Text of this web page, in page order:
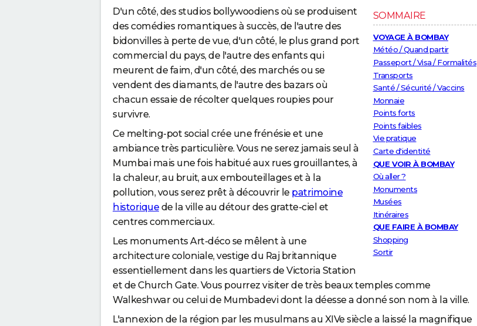
SOMMAIRE
VOYAGE À BOMBAY
Météo / Quand partir
Passeport / Visa / Formalités
Transports
Santé / Sécurité / Vaccins
Monnaie
Points forts
Points faibles
Vie pratique
Carte d'identité
QUE VOIR À BOMBAY
Où aller ?
Monuments
Musées
Itinéraires
QUE FAIRE À BOMBAY
Shopping
Sortir
D'un côté, des studios bollywoodiens où se produisent
des comédies romantiques à succès, de l'autre des
bidonvilles à perte de vue, d'un côté, le plus grand port
commercial du pays, de l'autre des enfants qui
meurent de faim, d'un côté, des marchés ou se
vendent des diamants, de l'autre des bazars où
chacun essaie de récolter quelques roupies pour
survivre.
Ce melting-pot social crée une frénésie et une
ambiance très particulière. Vous ne serez jamais seul à
Mumbai mais une fois habitué aux rues grouillantes, à
la chaleur, au bruit, aux embouteillages et à la
pollution, vous serez prêt à découvrir le patrimoine
historiquede la ville au détour des gratte-ciel et
centres commerciaux.
Les monuments Art-déco se mêlent à une
architecture coloniale, vestige du Raj britannique
essentiellement dans les quartiers de Victoria Station
et de Church Gate. Vous pourrez visiter de très beaux temples comme
Walkeshwar ou celui de Mumbadevi dont la déesse a donné son nom à la ville.
L'annexion de la région par les musulmans au XIVe siècle a laissé la magnifique